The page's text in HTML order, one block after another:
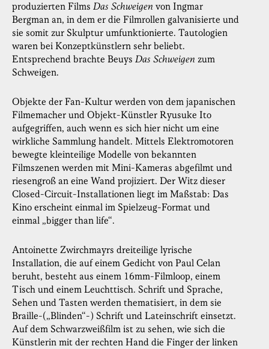
produzierten Films Das Schweigen von Ingmar
Bergman an, in dem er die Filmrollen galvanisierte und
sie somit zur Skulptur umfunktionierte. Tautologien
waren bei Konzeptkünstlern sehr beliebt.
Entsprechend brachte Beuys Das Schweigen zum
Schweigen.
Objekte der Fan-Kultur werden von dem japanischen
Filmemacher und Objekt-Künstler Ryusuke Ito
aufgegriffen, auch wenn es sich hier nicht um eine
wirkliche Sammlung handelt. Mittels Elektromotoren
bewegte kleinteilige Modelle von bekannten
Filmszenen werden mit Mini-Kameras abgefilmt und
riesengroß an eine Wand projiziert. Der Witz dieser
Closed-Circuit-Installationen liegt im Maßstab: Das
Kino erscheint einmal im Spielzeug-Format und
einmal „bigger than life“.
Antoinette Zwirchmayrs dreiteilige lyrische
Installation, die auf einem Gedicht von Paul Celan
beruht, besteht aus einem 16mm-Filmloop, einem
Tisch und einem Leuchttisch. Schrift und Sprache,
Sehen und Tasten werden thematisiert, in dem sie
Braille-(„Blinden“-) Schrift und Lateinschrift einsetzt.
Auf dem Schwarzweißfilm ist zu sehen, wie sich die
Künstlerin mit der rechten Hand die Finger der linken